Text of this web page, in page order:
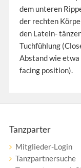
dem unteren
der rechten
den Latein-
Tuchfühlung
Abstand wie
facing position).
Tanzparter
Mitglieder-Login
Tanzpartnersuche